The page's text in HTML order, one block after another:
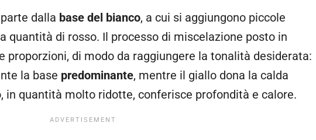
dalla base del bianco, a cui si aggiungono piccole
quantità di rosso. Il processo di miscelazione posto in
proporzioni, di modo da raggiungere la tonalità desiderata:
la base predominante, mentre il giallo dona la calda
in quantità molto ridotte, conferisce profondità e calore.